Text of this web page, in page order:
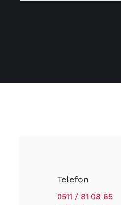
VIEW
Telefon
0511 / 81 08 65